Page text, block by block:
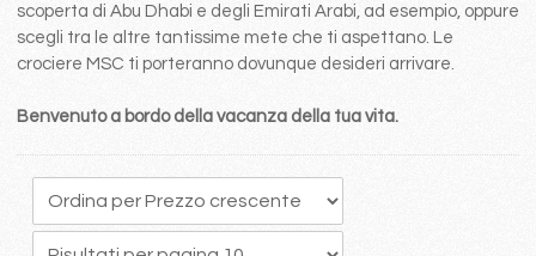
scoperta di Abu Dhabi e degli Emirati Arabi, ad esempio, oppure
scegli tra le altre tantissime mete che ti aspettano. Le
crociere MSC ti porteranno dovunque desideri arrivare.
Benvenuto a bordo della vacanza della tua vita.